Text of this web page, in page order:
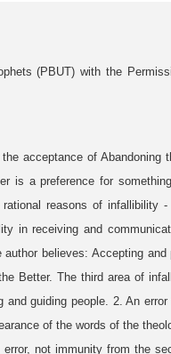
(PBUT) with the
acceptance of Abandoning
is a preference for
reasons of infallibility
in receiving and
believes: Accepting
Better. The third area of
guiding people. 2. An
of the words of the
not immunity from the